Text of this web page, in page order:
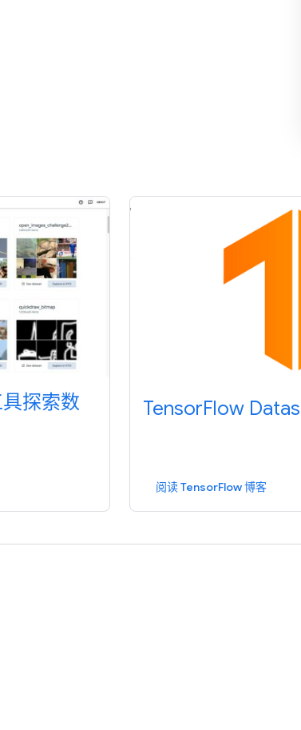
探索数
TensorFlow
阅读 TensorFlow 博客